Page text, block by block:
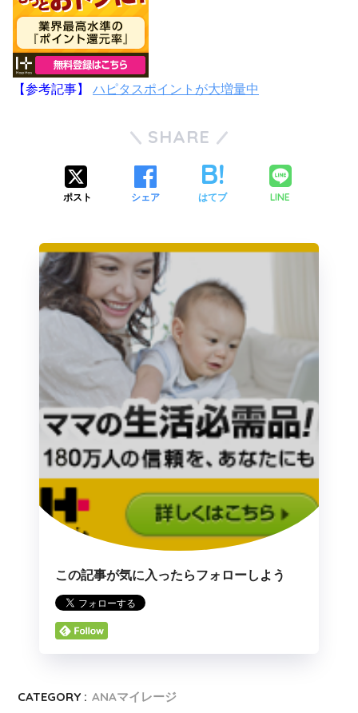
【参考記事】 ハピタスポイントが大増量中
SHARE
ポスト シェア はてブ LINE
この記事が気に入ったらフォローしよう
CATEGORY : ANAマイレージ